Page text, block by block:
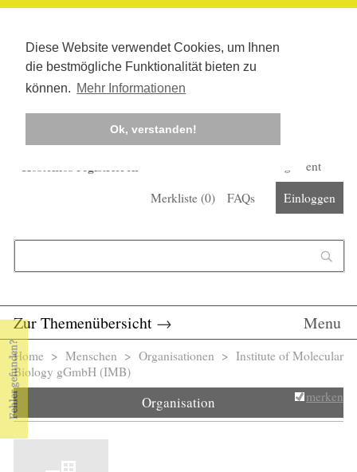
Diese Website verwendet Cookies, um Ihnen
die bestmögliche Funktionalität bieten zu
können. Mehr Informationen
Ok, verstanden!
Kostenlos registrieren
Corona-Management
Merkliste (0) FAQs Einloggen
Zur Themenübersicht → Menu
Sie sind hier
Home > Menschen > Organisationen > Institute of Molecular
Biology gGmbH (IMB)
Organisation merken